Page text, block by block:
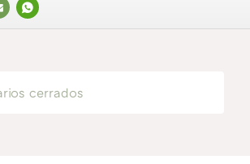
WHATSAPP
cerrados